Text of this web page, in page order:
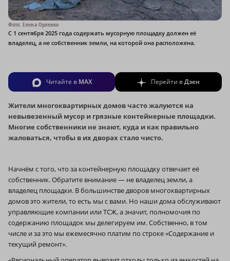
Фото: Елена Орленко
С 1 сентября 2025 года содержать мусорную площадку должен её
владелец, а не собственник земли, на которой она расположена.
Читайте в MAX Перейти вДзен
Жители многоквартирных домов часто жалуются на
невывезенный мусор и грязные контейнерные площадки.
Многие собственники не знают, куда и как правильно
жаловаться, чтобы в их дворах стало чисто.
Начнём с того, что за контейнерную площадку отвечает её
собственник. Обратите внимание — не владелец земли, а
владелец площадки. В большинстве дворов многоквартирных
домов это жители, то есть мы с вами. Но наши дома обслуживают
управляющие компании или ТСЖ, а значит, полномочия по
содержанию площадок мы делегируем им. Собственно, в том
числе и за это мы ежемесячно платим по строке «Содержание и
текущий ремонт».